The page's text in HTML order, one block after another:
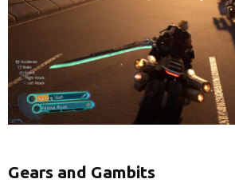
Gears and Gambits